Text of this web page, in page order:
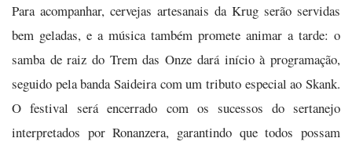
Para acompanhar, cervejas artesanais da Krug serão servidas
bem geladas, e a música também promete animar a tarde: o
samba de raiz do Trem das Onze dará início à programação,
seguido pela banda Saideira com um tributo especial ao Skank.
O festival será encerrado com os sucessos do sertanejo
interpretados por Ronanzera, garantindo que todos possam